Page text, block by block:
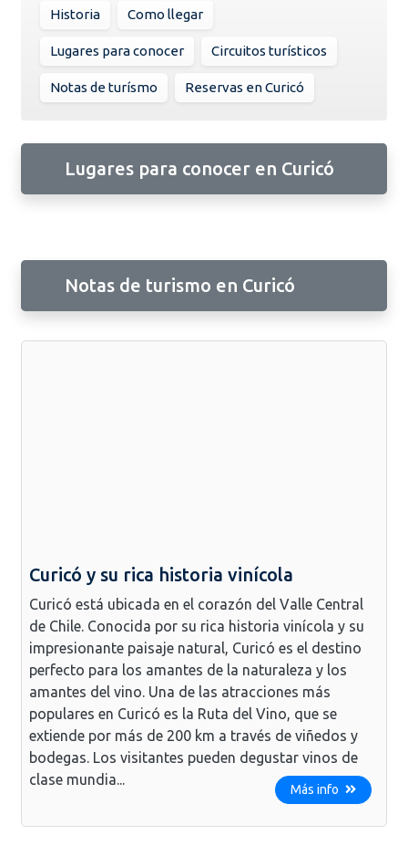
Historia Como llegar
Lugares para conocer Circuitos turísticos
Notas de turísmo Reservas en Curicó
Lugares para conocer en Curicó
Notas de turismo en Curicó
Curicó y su rica historia vinícola
Curicó está ubicada en el corazón del Valle Central
de Chile. Conocida por su rica historia vinícola y su
impresionante paisaje natural, Curicó es el destino
perfecto para los amantes de la naturaleza y los
amantes del vino. Una de las atracciones más
populares en Curicó es la Ruta del Vino, que se
extiende por más de 200 km a través de viñedos y
bodegas. Los visitantes pueden degustar vinos de
clase mundia...
Más info